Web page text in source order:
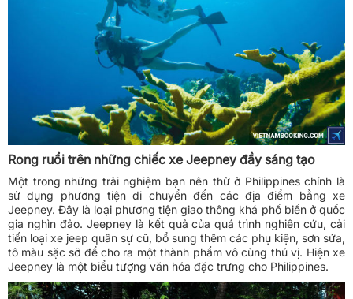
Rong ruổi trên những chiếc xe Jeepney đầy sáng tạo
Một trong những trải nghiệm bạn nên thử ở Philippines chính là
sử dụng phương tiện di chuyển đến các địa điểm bằng xe
Jeepney. Đây là loại phương tiện giao thông khá phổ biến ở quốc
gia nghìn đảo. Jeepney là kết quả của quá trình nghiên cứu, cải
tiến loại xe jeep quân sự cũ, bổ sung thêm các phụ kiện, sơn sửa,
tô màu sặc sỡ để cho ra một thành phẩm vô cùng thú vị. Hiện xe
Jeepney là một biểu tượng văn hóa đặc trưng cho Philippines.